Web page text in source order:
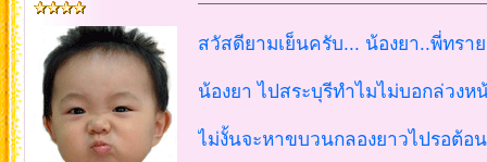
สวัสดียามเย็นครับ... น้องยา..พี่ทร
น้องยา ไปสระบุรีทำไมไม่บอกล่วงห
ไม่งั้นจะหาขบวนกลองยาวไปรอต้อ